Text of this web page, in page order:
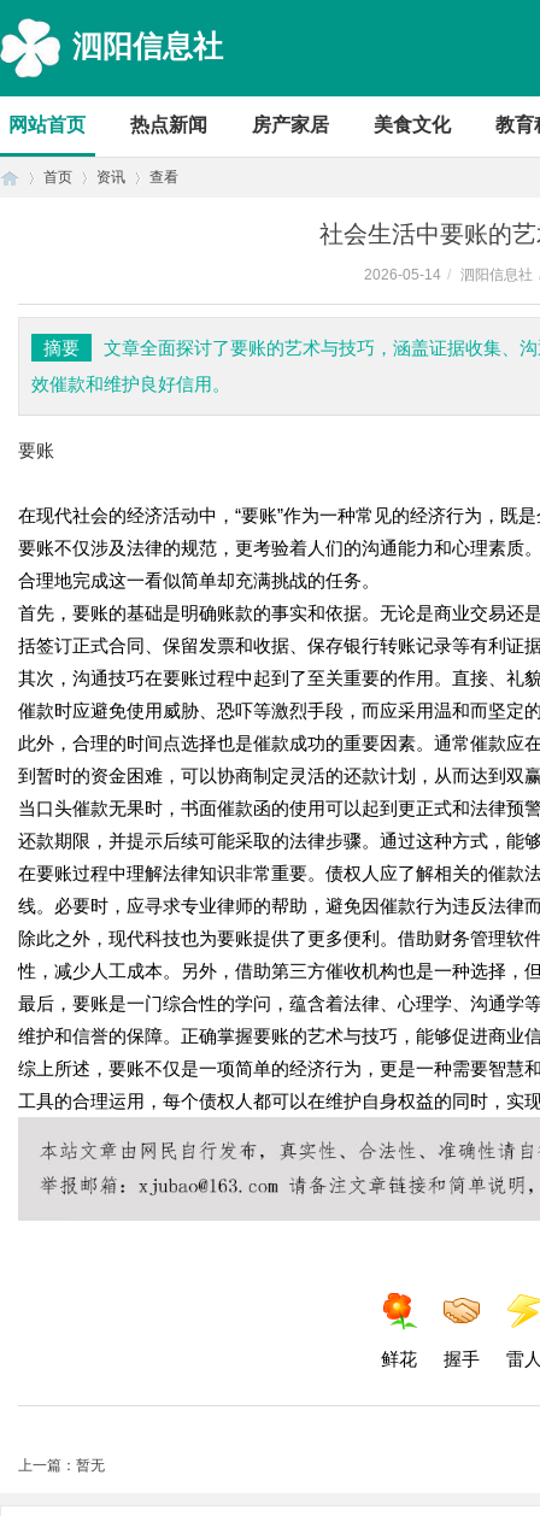
泗阳信息社
网站首页 热点新闻 房产家居 美食文化 教育
首页 资讯 查看
社会生活中要账的
2026-05-14 / 泗阳信息社
摘要
文章全面探讨了要账的艺术与技巧，涵盖证据收集、
效催款和维护良好信用。
要账
在现代社会的经济活动中，“要账”作为一种常见的经济行为，既
要账不仅涉及法律的规范，更考验着人们的沟通能力和心理素质
合理地完成这一看似简单却充满挑战的任务。
首先，要账的基础是明确账款的事实和依据。无论是商业交易还
括签订正式合同、保留发票和收据、保存银行转账记录等有利证
其次，沟通技巧在要账过程中起到了至关重要的作用。直接、礼
催款时应避免使用威胁、恐吓等激烈手段，而应采用温和而坚定
此外，合理的时间点选择也是催款成功的重要因素。通常催款
到暂时的资金困难，可以协商制定灵活的还款计划，从而达到双
当口头催款无果时，书面催款函的使用可以起到更正式和法律
还款期限，并提示后续可能采取的法律步骤。通过这种方式，能
在要账过程中理解法律知识非常重要。债权人应了解相关的催款
线。必要时，应寻求专业律师的帮助，避免因催款行为违反法律
除此之外，现代科技也为要账提供了更多便利。借助财务管理
性，减少人工成本。另外，借助第三方催收机构也是一种选择，
最后，要账是一门综合性的学问，蕴含着法律、心理学、沟通学
维护和信誉的保障。正确掌握要账的艺术与技巧，能够促进商业
综上所述，要账不仅是一项简单的经济行为，更是一种需要智慧
工具的合理运用，每个债权人都可以在维护自身权益的同时，实
鲜花 握手 雷
上一篇：暂无